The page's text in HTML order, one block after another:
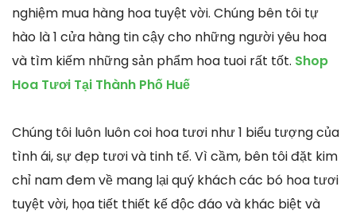
nghiệm mua hàng hoa tuyệt vời. Chúng bên tôi tự
hào là 1 cửa hàng tin cậy cho những người yêu hoa
và tìm kiếm những sản phẩm hoa tuoi rất tốt. Shop
Hoa Tươi Tại Thành Phố Huế
Chúng tôi luôn luôn coi hoa tươi như 1 biểu tượng của
tình ái, sự đẹp tươi và tinh tế. Vì cầm, bên tôi đặt kim
chỉ nam đem về mang lại quý khách các bó hoa tươi
tuyệt vời, họa tiết thiết kế độc đáo và khác biệt và